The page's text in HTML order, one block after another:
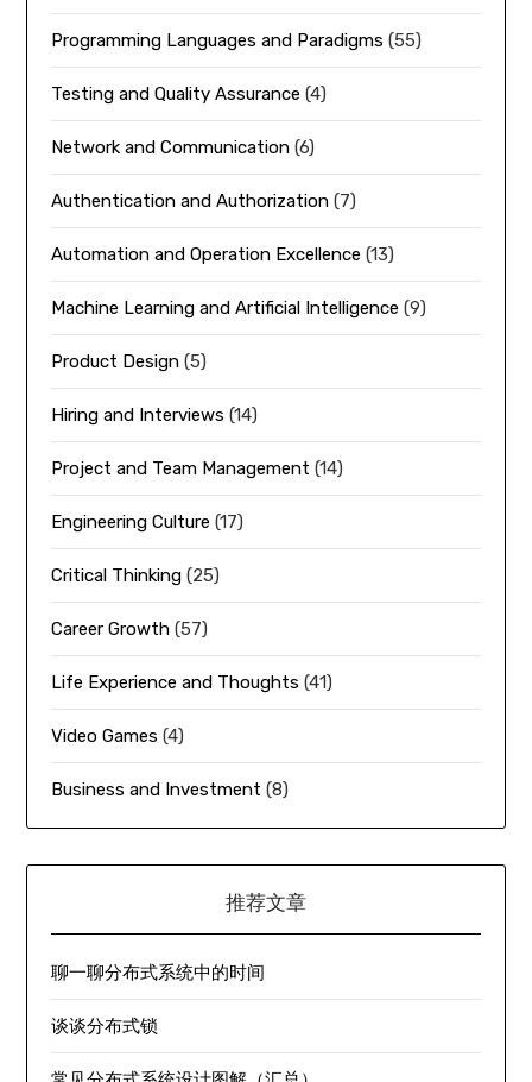
Programming Languages and Paradigms (55)
Testing and Quality Assurance (4)
Network and Communication (6)
Authentication and Authorization (7)
Automation and Operation Excellence (13)
Machine Learning and Artificial Intelligence (9)
Product Design (5)
Hiring and Interviews (14)
Project and Team Management (14)
Engineering Culture (17)
Critical Thinking (25)
Career Growth (57)
Life Experience and Thoughts (41)
Video Games (4)
Business and Investment (8)
推荐文章
聊一聊分布式系统中的时间
谈谈分布式锁